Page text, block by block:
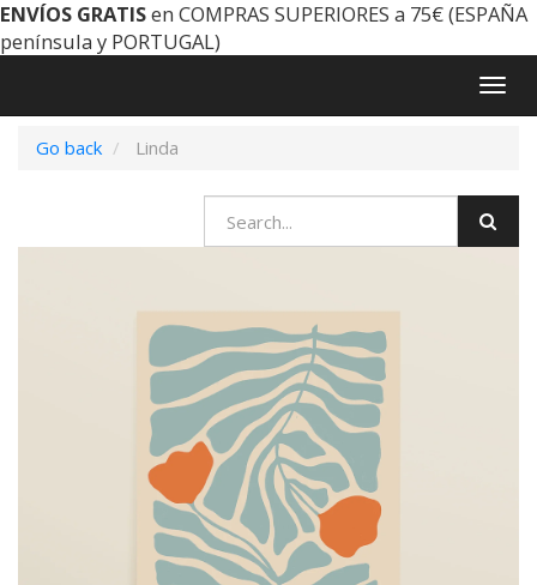
ENVÍOS GRATISen COMPRAS SUPERIORES a 75€ (ESPAÑA
península y PORTUGAL)
Go back
Linda